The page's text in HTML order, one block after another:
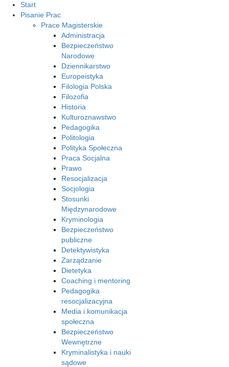
Start
Pisanie Prac
Prace Magisterskie
Administracja
Bezpieczeństwo
Narodowe
Dziennikarstwo
Europeistyka
Filologia Polska
Filozofia
Historia
Kulturoznawstwo
Pedagogika
Politologia
Polityka Społeczna
Praca Socjalna
Prawo
Resocjalizacja
Socjologia
Stosunki
Międzynarodowe
Kryminologia
Bezpieczeństwo
publiczne
Detektywistyka
Zarządzanie
Dietetyka
Coaching i mentoring
Pedagogika
resocjalizacyjna
Media i komunikacja
społeczna
Bezpieczeństwo
Wewnętrzne
Kryminalistyka i nauki
sądowe